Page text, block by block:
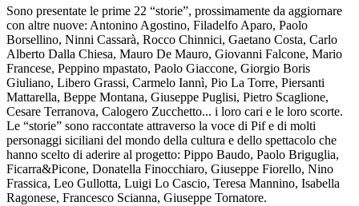
Sono presentate le prime 22 “storie”, prossimamente da aggiornare
con altre nuove: Antonino Agostino, Filadelfo Aparo, Paolo
Borsellino, Ninni Cassarà, Rocco Chinnici, Gaetano Costa, Carlo
Alberto Dalla Chiesa, Mauro De Mauro, Giovanni Falcone, Mario
Francese, Peppino mpastato, Paolo Giaccone, Giorgio Boris
Giuliano, Libero Grassi, Carmelo Iannì, Pio La Torre, Piersanti
Mattarella, Beppe Montana, Giuseppe Puglisi, Pietro Scaglione,
Cesare Terranova, Calogero Zucchetto... i loro cari e le loro scorte.
Le “storie” sono raccontate attraverso la voce di Pif e di molti
personaggi siciliani del mondo della cultura e dello spettacolo che
hanno scelto di aderire al progetto: Pippo Baudo, Paolo Briguglia,
Ficarra&Picone, Donatella Finocchiaro, Giuseppe Fiorello, Nino
Frassica, Leo Gullotta, Luigi Lo Cascio, Teresa Mannino, Isabella
Ragonese, Francesco Scianna, Giuseppe Tornatore.